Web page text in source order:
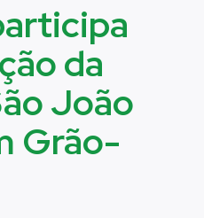
da
João
Grão-